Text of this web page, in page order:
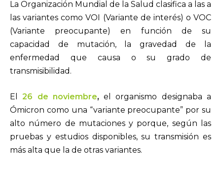
La Organización Mundial de la Salud clasifica a las a
las variantes como VOI (Variante de interés) o VOC
(Variante preocupante) en función de su
capacidad de mutación, la gravedad de la
enfermedad que causa o su grado de
transmisibilidad.
El26 de noviembre, el organismo designaba a
Ómicron como una “variante preocupante” por su
alto número de mutaciones y porque, según las
pruebas y estudios disponibles, su transmisión es
más alta que la de otras variantes.